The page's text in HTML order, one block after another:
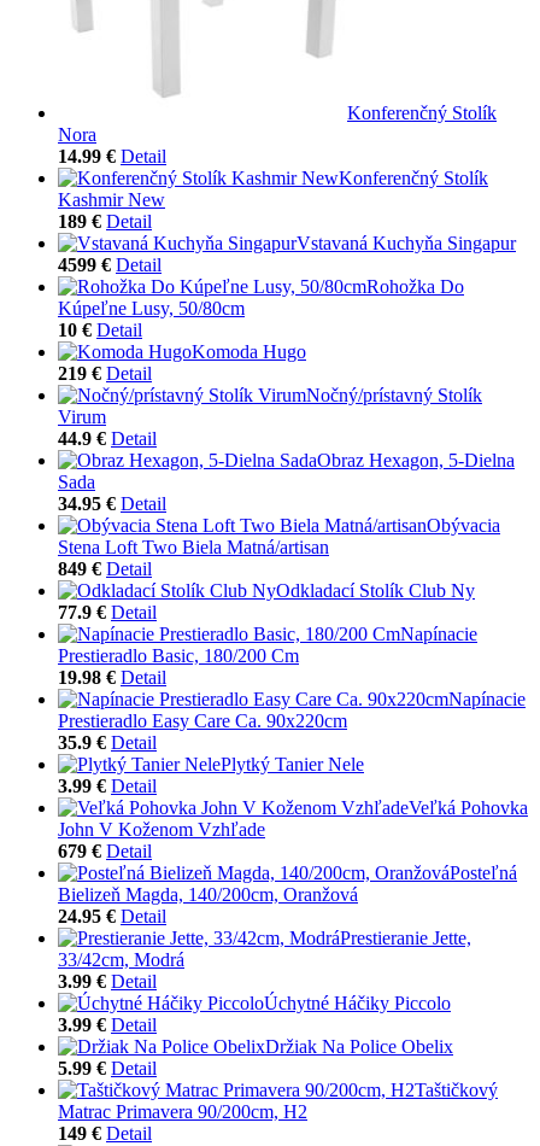
Konferenčný Stolík
Nora
14.99 € Detail
Konferenčný Stolík
Kashmir New
189 € Detail
Vstavaná Kuchyňa Singapur
4599 € Detail
Rohožka Do
Kúpeľne Lusy, 50/80cm
10 € Detail
Komoda Hugo
219 € Detail
Nočný/prístavný Stolík
Virum
44.9 € Detail
Obraz Hexagon, 5-Dielna
Sada
34.95 € Detail
Obývacia
Stena Loft Two Biela Matná/artisan
849 € Detail
Odkladací Stolík Club Ny
77.9 € Detail
Napínacie
Prestieradlo Basic, 180/200 Cm
19.98 € Detail
Napínacie
Prestieradlo Easy Care Ca. 90x220cm
35.9 € Detail
Plytký Tanier Nele
3.99 € Detail
Veľká Pohovka
John V Koženom Vzhľade
679 € Detail
Posteľná
Bielizeň Magda, 140/200cm, Oranžová
24.95 € Detail
Prestieranie Jette,
33/42cm, Modrá
3.99 € Detail
Úchytné Háčiky Piccolo
3.99 € Detail
Držiak Na Police Obelix
5.99 € Detail
Taštičkový
Matrac Primavera 90/200cm, H2
149 € Detail